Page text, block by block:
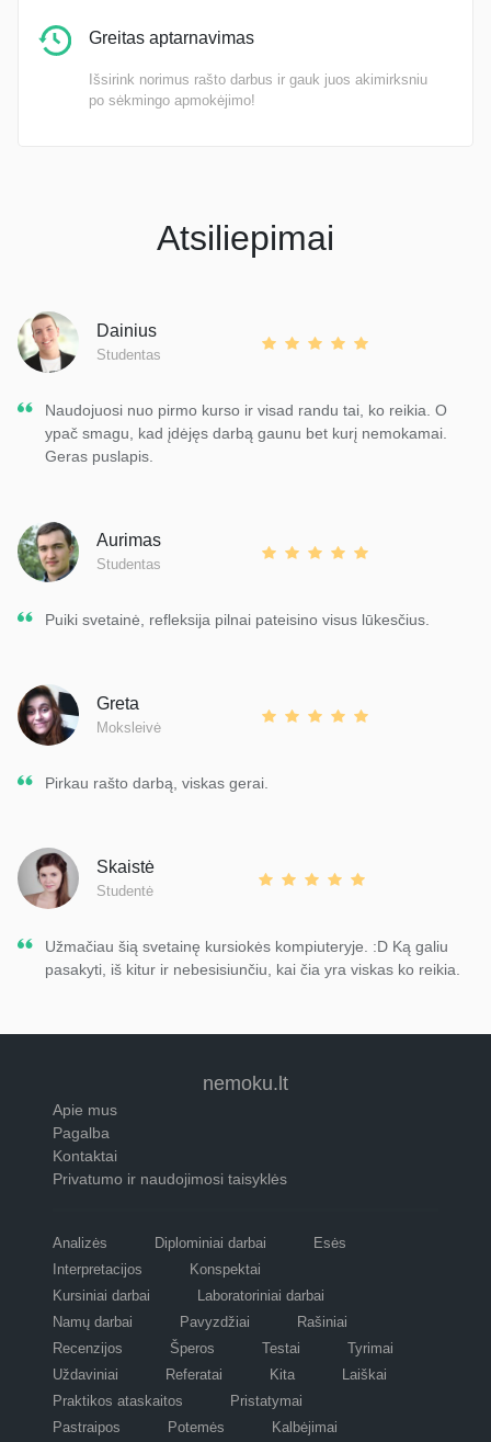
Greitas aptarnavimas
Išsirink norimus rašto darbus ir gauk juos akimirksniu
po sėkmingo apmokėjimo!
Atsiliepimai
Dainius
Studentas
Naudojuosi nuo pirmo kurso ir visad randu tai, ko reikia. O
ypač smagu, kad įdėjęs darbą gaunu bet kurį nemokamai.
Geras puslapis.
Aurimas
Studentas
Puiki svetainė, refleksija pilnai pateisino visus lūkesčius.
Greta
Moksleivė
Pirkau rašto darbą, viskas gerai.
Skaistė
Studentė
Užmačiau šią svetainę kursiokės kompiuteryje. :D Ką galiu
pasakyti, iš kitur ir nebesisiunčiu, kai čia yra viskas ko reikia.
nemoku.lt
Apie mus
Pagalba
Kontaktai
Privatumo ir naudojimosi taisyklės
Analizės Diplominiai darbai
Esės
Interpretacijos
Konspektai
Kursiniai darbai
Laboratoriniai darbai
Namų darbai
Pavyzdžiai
Rašiniai
Recenzijos
Šperos Testai
Tyrimai
Uždaviniai
Referatai Kita
Laiškai
Praktikos ataskaitos
Pristatymai
Pastraipos
Potemės Kalbėjimai